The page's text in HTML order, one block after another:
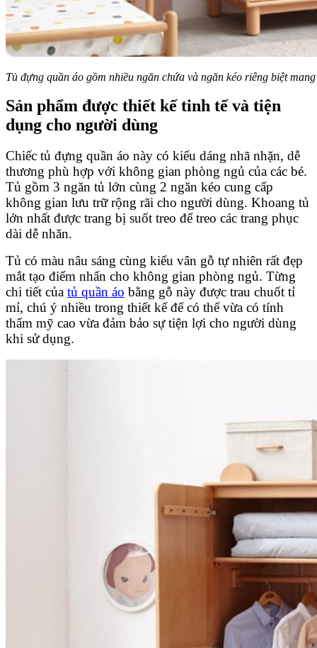
Tủ đựng quần áo gồm nhiều ngăn chứa và ngăn kéo riêng biệt
Sản phẩm được thiết kế tinh tế và tiện
dụng cho người dùng
Chiếc tủ đựng quần áo này có kiểu dáng nhã nhặn, dễ
thương phù hợp với không gian phòng ngủ của các bé.
Tủ gồm 3 ngăn tủ lớn cùng 2 ngăn kéo cung cấp
không gian lưu trữ rộng rãi cho người dùng. Khoang tủ
lớn nhất được trang bị suốt treo để treo các trang phục
dài dễ nhăn.
Tủ có màu nâu sáng cùng kiểu vân gỗ tự nhiên rất đẹp
mắt tạo điểm nhấn cho không gian phòng ngủ. Từng
chi tiết của tủ quần áo bằng gỗ này được trau chuốt tỉ
mỉ, chú ý nhiều trong thiết kế để có thể vừa có tính
thẩm mỹ cao vừa đảm bảo sự tiện lợi cho người dùng
khi sử dụng.